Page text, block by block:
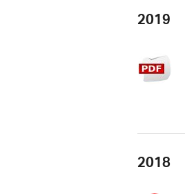
2019
2018